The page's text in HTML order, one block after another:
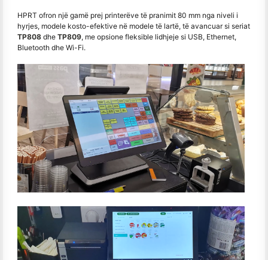
HPRT ofron një gamë prej printerëve të pranimit 80 mm nga niveli i
hyrjes, modele kosto-efektive në modele të lartë, të avancuar si seriat
TP808 dhe TP809, me opsione fleksible lidhjeje si USB, Ethernet,
Bluetooth dhe Wi-Fi.